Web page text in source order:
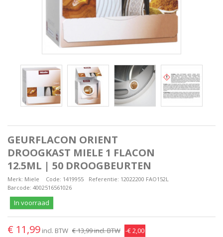
GEURFLACON ORIENT
DROOGKAST MIELE 1 FLACON
12.5ML | 50 DROOGBEURTEN
Merk: Miele Code: 1419955 Referentie: 12022200 FAO152L
Barcode: 4002516561026
In voorraad
€ 11,99 incl. BTW € 13,99incl. BTW -€ 2,00